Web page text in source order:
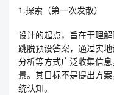
1.探索（第一次发散）
设计的起点，旨在于理
跳脱预设答案，通过实
分析等方式广泛收集信
景。其目标不是提出方
统认知。